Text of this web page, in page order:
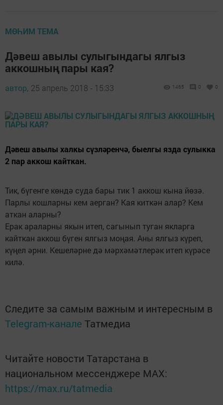
МӨҺИМ ТЕМА
Дәвеш авылы сулыгындагы ялгыз
аккошның пары кая?
автор, 25 апрель 2018 - 15:33 1465 0 0
Дәвеш авылы халкы сүзләренчә, быелгы язда сулыкка
2 пар аккош кайткан.
Тик, бүгенге көндә суда бары тик 1 аккош кына йөзә.
Парлы кошларны кем аерган? Кая киткән алар? Кем
аткан аларны?
Ерак араларны якын итеп, сагынып туган якларга
кайткан аккош бүген ялгыз моңая. Аны ялгыз күреп,
күңел әрни. Кешеләрне дә мәрхәмәтлерәк итеп күрәсе
килә.
Следите за самым важным и интересным в
Telegram-канале Татмедиа
Читайте новости Татарстана в
национальном мессенджере MАХ:
https://max.ru/tatmedia